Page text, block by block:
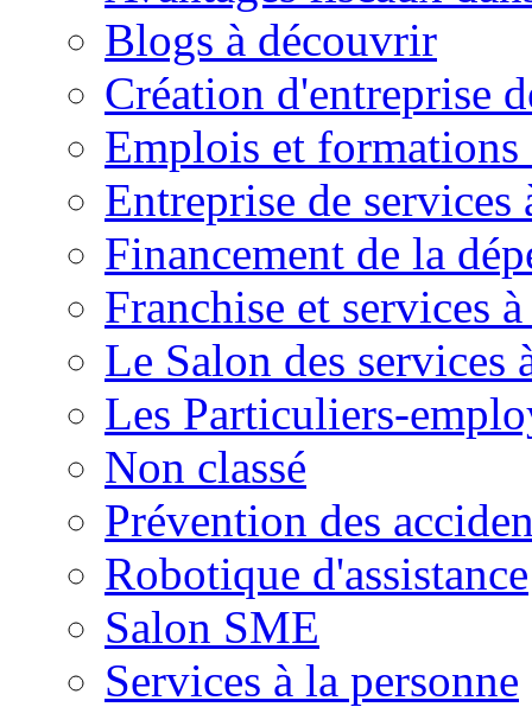
Blogs à découvrir
Création d'entreprise
Emplois et formations
Entreprise de services
Financement de la
Franchise et services
Le Salon des services
Les Particuliers-
Non classé
Prévention des
Robotique d'assistance
Salon SME
Services à la personne